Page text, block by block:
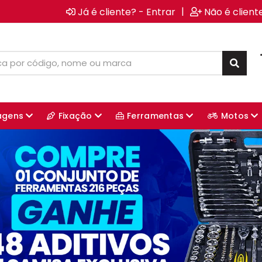
Já é cliente? - Entrar | Não é
Fixação Ferramentas Motos